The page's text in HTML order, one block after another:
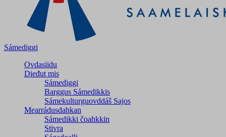
Sámediggi
Ovdasiidu
Dieđut mis
Sámediggi
Barggus Sámedikkis
Sámekulturguovddáš Sajos
Mearrádusdahkan
Sámedikki čoahkkin
Stivra